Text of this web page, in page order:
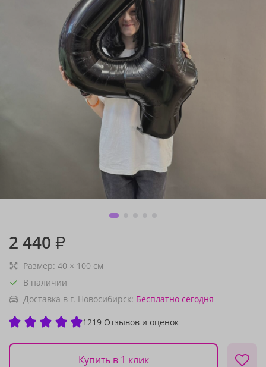
2 440 ₽
Размер: 40 × 100 см
В наличии
Доставка в г. Новосибирск: Бесплатно сегодня
1219 Отзывов и оценок
Купить в 1 клик